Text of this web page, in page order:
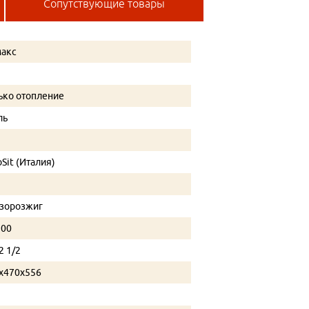
Сопутствующие товары
отопление
(Италия)
1/2